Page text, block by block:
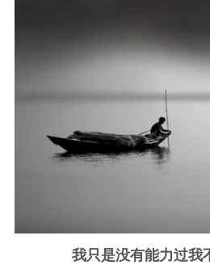
我只是没有能力过我